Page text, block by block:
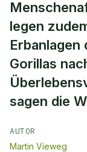
legen
Erbanlagen
Gorillas
sagen die
AUTOR
Martin Vieweg